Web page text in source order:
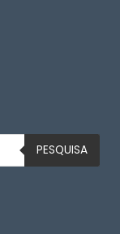
PESQUISA